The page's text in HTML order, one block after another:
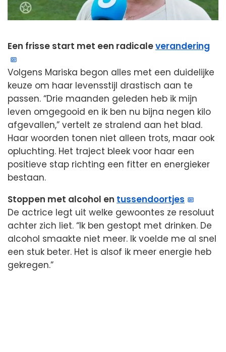
Een frisse start met een radicaleverandering
Volgens Mariska begon alles met een duidelijke
keuze om haar levensstijl drastisch aan te
passen. “Drie maanden geleden heb ik mijn
leven omgegooid en ik ben nu bijna negen kilo
afgevallen,” vertelt ze stralend aan het blad.
Haar woorden tonen niet alleen trots, maar ook
opluchting. Het traject bleek voor haar een
positieve stap richting een fitter en energieker
bestaan.
Stoppen met alcohol en tussendoortjes
De actrice legt uit welke gewoontes ze resoluut
achter zich liet. “Ik ben gestopt met drinken. De
alcohol smaakte niet meer. Ik voelde me al snel
een stuk beter. Het is alsof ik meer energie heb
gekregen.”